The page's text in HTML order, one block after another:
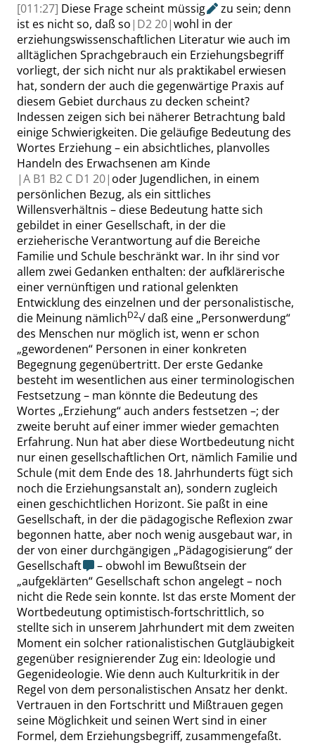
[011:27] Diese Frage scheint müssig
zu sein; denn
ist es nicht so, daß so | D220|wohl in der
erziehungswissenschaftlichen Literatur wie auch im
alltäglichen Sprachgebrauch ein Erziehungsbegriff
vorliegt, der sich nicht nur als praktikabel erwiesen
hat, sondern der auch die gegenwärtige Praxis auf
diesem Gebiet durchaus zu decken scheint?
Indessen zeigen sich bei näherer Betrachtung bald
einige Schwierigkeiten. Die geläufige Bedeutung des
Wortes Erziehung – ein absichtliches, planvolles
Handeln des Erwachsenen am Kinde
|A B1 B2 C D1 20| oder Jugendlichen, in einem
persönlichen Bezug, als ein sittliches
Willensverhältnis – diese Bedeutung hatte sich
gebildet in einer Gesellschaft, in der die
erzieherische Verantwortung auf die Bereiche
Familie und Schule beschränkt war. In ihr sind vor
allem zwei Gedanken enthalten: der aufklärerische
einer vernünftigen und rational gelenkten
Entwicklung des einzelnen und der personalistische,
die Meinung nämlichD2√daß eine „Personwerdung“
des Menschen nur möglich ist, wenn er schon
„gewordenen“ Personen in einer konkreten
Begegnung gegenübertritt. Der erste Gedanke
besteht im wesentlichen aus einer terminologischen
Festsetzung – man könnte die Bedeutung des
Wortes „Erziehung“auch anders festsetzen –; der
zweite beruht auf einer immer wieder gemachten
Erfahrung. Nun hat aber diese Wortbedeutung nicht
nur einen gesellschaftlichen Ort, nämlich Familie und
Schule (mit dem Ende des 18. Jahrhunderts fügt sich
noch die Erziehungsanstalt an), sondern zugleich
einen geschichtlichen Horizont. Sie paßt in eine
Gesellschaft, in der die pädagogische Reflexion zwar
begonnen hatte, aber noch wenig ausgebaut war, in
der von einer durchgängigen „Pädagogisierung“der
Gesellschaft
– obwohl im Bewußtsein der
„aufgeklärten“ Gesellschaft schon angelegt – noch
nicht die Rede sein konnte. Ist das erste Moment der
Wortbedeutung optimistisch-fortschrittlich, so
stellte sich in unserem Jahrhundert mit dem zweiten
Moment ein solcher rationalistischen Gutgläubigkeit
gegenüber resignierender Zug ein: Ideologie und
Gegenideologie. Wie denn auch Kulturkritik in der
Regel von dem personalistischen Ansatz her denkt.
Vertrauen in den Fortschritt und Mißtrauen gegen
seine Möglichkeit und seinen Wert sind in einer
Formel, dem Erziehungsbegriff, zusammengefaßt.